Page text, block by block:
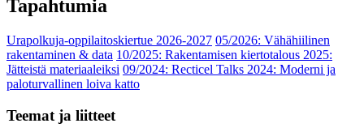
Tapahtumia
Urapolkuja-oppilaitoskiertue 2026-2027 05/2026: Vähähiilinen
rakentaminen & data 10/2025: Rakentamisen kiertotalous 2025:
Jätteistä materiaaleiksi 09/2024: Recticel Talks 2024: Moderni ja
paloturvallinen loiva katto
Teemat ja liitteet